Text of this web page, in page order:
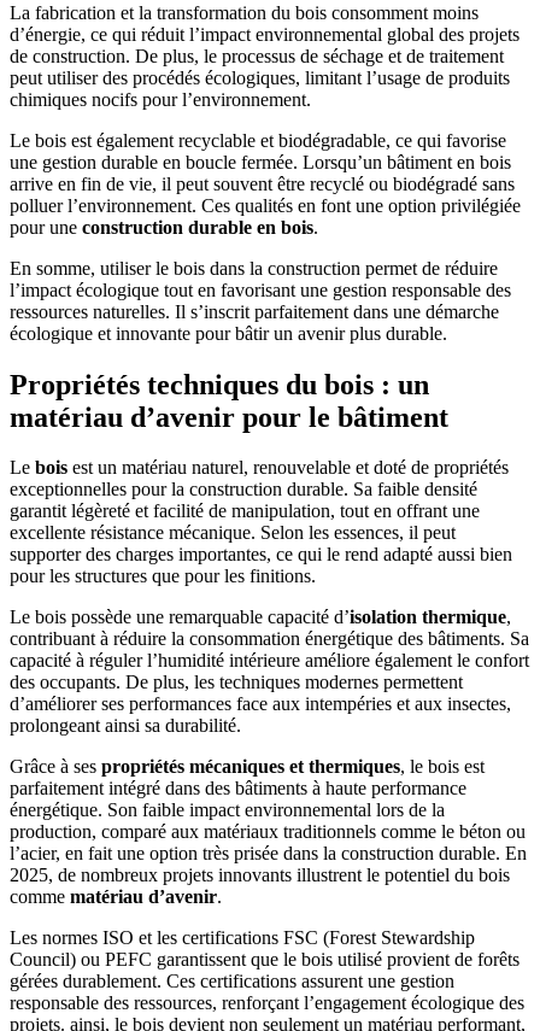
La fabrication et la transformation du bois consomment moins
d’énergie, ce qui réduit l’impact environnemental global des projets
de construction. De plus, le processus de séchage et de traitement
peut utiliser des procédés écologiques, limitant l’usage de produits
chimiques nocifs pour l’environnement.
Le bois est également recyclable et biodégradable, ce qui favorise
une gestion durable en boucle fermée. Lorsqu’un bâtiment en bois
arrive en fin de vie, il peut souvent être recyclé ou biodégradé sans
polluer l’environnement. Ces qualités en font une option privilégiée
pour une construction durable en bois.
En somme, utiliser le bois dans la construction permet de réduire
l’impact écologique tout en favorisant une gestion responsable des
ressources naturelles. Il s’inscrit parfaitement dans une démarche
écologique et innovante pour bâtir un avenir plus durable.
Propriétés techniques du bois : un
matériau d’avenir pour le bâtiment
Le bois est un matériau naturel, renouvelable et doté de propriétés
exceptionnelles pour la construction durable. Sa faible densité
garantit légèreté et facilité de manipulation, tout en offrant une
excellente résistance mécanique. Selon les essences, il peut
supporter des charges importantes, ce qui le rend adapté aussi bien
pour les structures que pour les finitions.
Le bois possède une remarquable capacité d’isolation thermique,
contribuant à réduire la consommation énergétique des bâtiments. Sa
capacité à réguler l’humidité intérieure améliore également le confort
des occupants. De plus, les techniques modernes permettent
d’améliorer ses performances face aux intempéries et aux insectes,
prolongeant ainsi sa durabilité.
Grâce à ses propriétés mécaniques et thermiques, le bois est
parfaitement intégré dans des bâtiments à haute performance
énergétique. Son faible impact environnemental lors de la
production, comparé aux matériaux traditionnels comme le béton ou
l’acier, en fait une option très prisée dans la construction durable. En
2025, de nombreux projets innovants illustrent le potentiel du bois
comme matériau d’avenir.
Les normes ISO et les certifications FSC (Forest Stewardship
Council) ou PEFC garantissent que le bois utilisé provient de forêts
gérées durablement. Ces certifications assurent une gestion
responsable des ressources, renforçant l’engagement écologique des
projets. ainsi, le bois devient non seulement un matériau performant,